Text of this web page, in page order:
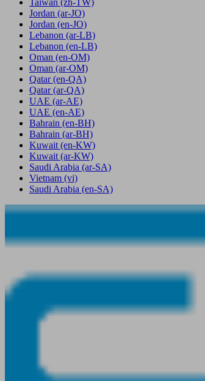
Taiwan (zh-TW)
Jordan (ar-JO)
Jordan (en-JO)
Lebanon (ar-LB)
Lebanon (en-LB)
Oman (en-OM)
Oman (ar-OM)
Qatar (en-QA)
Qatar (ar-QA)
UAE (ar-AE)
UAE (en-AE)
Bahrain (en-BH)
Bahrain (ar-BH)
Kuwait (en-KW)
Kuwait (ar-KW)
Saudi Arabia (ar-SA)
Vietnam (vi)
Saudi Arabia (en-SA)